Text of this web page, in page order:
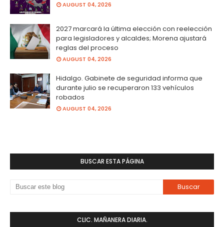
AUGUST 04, 2026
2027 marcará la última elección con reelección
para legisladores y alcaldes; Morena ajustará
reglas del proceso
AUGUST 04, 2026
Hidalgo. Gabinete de seguridad informa que
durante julio se recuperaron 133 vehículos
robados
AUGUST 04, 2026
BUSCAR ESTA PÁGINA
CLIC. MAÑANERA DIARIA.